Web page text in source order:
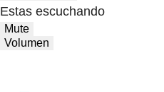
Estas escuchando
Mute
Volumen